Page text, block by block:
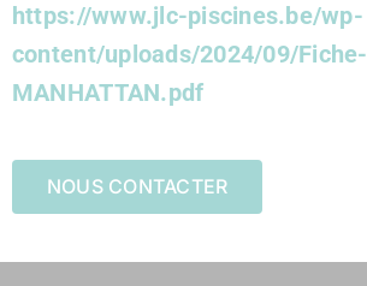
https://www.jlc-piscines.be/wp-
content/uploads/2024/09/Fiche-
MANHATTAN.pdf
NOUS CONTACTER